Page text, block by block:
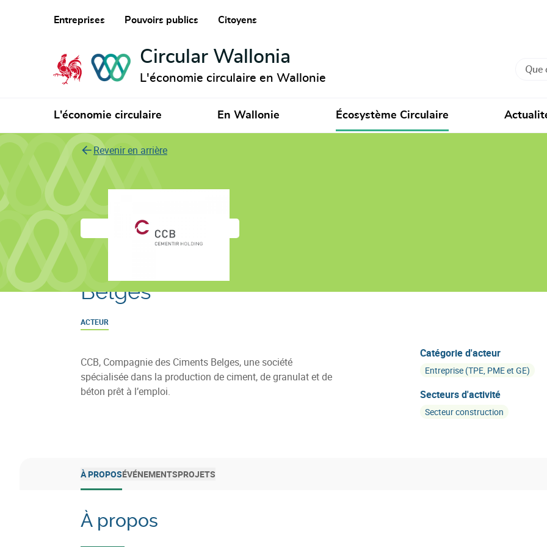
Entreprises Pouvoirs publics Citoyens
Circular Wallonia
L'économie circulaire en Wallonie
L'économie circulaire En Wallonie Écosystème Circulaire
Revenir en arrière
Compagnie des Ciments
Belges
ACTEUR
CCB, Compagnie des Ciments Belges, une société
spécialisée dans la production de ciment, de granulat et de
béton prêt à l’emploi.
Catégorie d'acteur
Entreprise (TPE, PME et GE)
Secteurs d'activité
Secteur construction
À PROPOSÉVÉNEMENTSPROJETS
À propos